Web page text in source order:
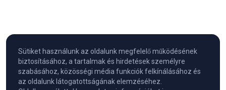
Sütiket használunk az oldalunk megfelelő működésének
biztosításához, a tartalmak és hirdetések személyre
szabásához, közösségi média funkciók felkínálásához és
az oldalunk látogatottságának elemzéséhez.